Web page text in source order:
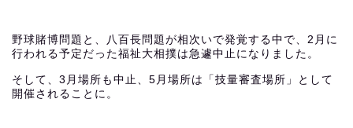
野球賭博問題と、八百長問題が相次いで発覚する中で、2月に
行われる予定だった福祉大相撲は急遽中止になりました。
そして、3月場所も中止、5月場所は「技量審査場所」として
開催されることに。